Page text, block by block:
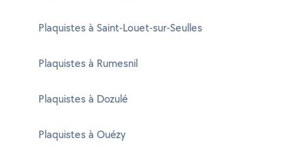
Plaquistes à Saint-Louet-sur-Seulles
Plaquistes à Rumesnil
Plaquistes à Dozulé
Plaquistes à Ouézy